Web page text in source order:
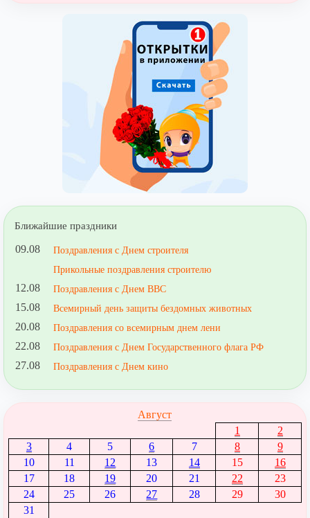
Ближайшие праздники
09.08
Поздравления с Днем строителя
Прикольные поздравления строителю
12.08 Поздравления с Днем ВВС
15.08 Всемирный день защиты бездомных животных
20.08 Поздравления со всемирным днем лени
22.08 Поздравления с Днем Государственного флага РФ
27.08 Поздравления с Днем кино
Август
1
2
3
4 5 6 7 8
9
10
11 12 13 14 15
16
17
18 19 20 21 22
23
24
25 26 27 28 29
30
31